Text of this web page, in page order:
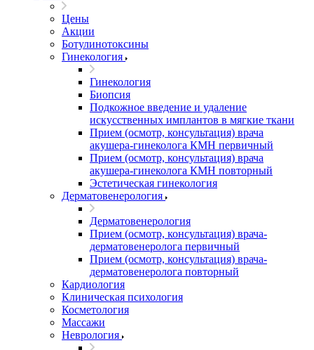
Цены
Акции
Ботулинотоксины
Гинекология
Гинекология
Биопсия
Подкожное введение и удаление
искусственных имплантов в мягкие ткани
Прием (осмотр, консультация) врача
акушера-гинеколога КМН первичный
Прием (осмотр, консультация) врача
акушера-гинеколога КМН повторный
Эстетическая гинекология
Дерматовенерология
Дерматовенерология
Прием (осмотр, консультация) врача-
дерматовенеролога первичный
Прием (осмотр, консультация) врача-
дерматовенеролога повторный
Кардиология
Клиническая психология
Косметология
Массажи
Неврология